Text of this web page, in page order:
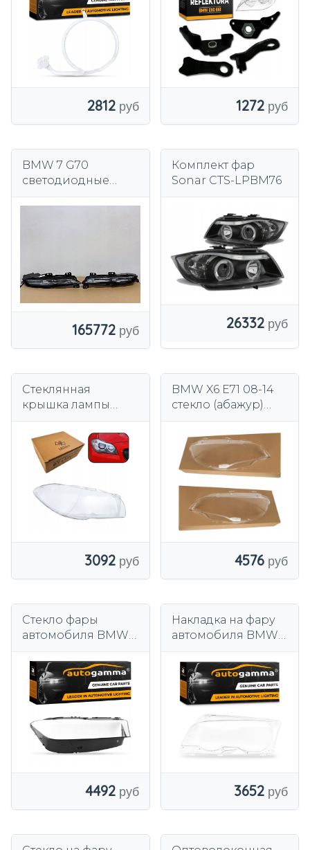
2812 1272
BMW 7 G70
светодиодные
165772
Комплект фар
Sonar CTS-LPBM76
26332
Стеклянная
крышка лампы
для BMW F10 F11
2009-2017, правая
3092
BMW X6 E71 08-14
стекло (абажур)
правый 2 шт. KPL
4576
Стекло фары
автомобиля BMW 7
Right
4492
Накладка на фару
автомобиля BMW 3
Coupe/Cabrio 98-01
Левая
3652